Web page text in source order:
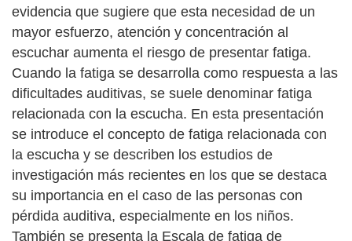
evidencia que sugiere que esta necesidad de un
mayor esfuerzo, atención y concentración al
escuchar aumenta el riesgo de presentar fatiga.
Cuando la fatiga se desarrolla como respuesta a las
dificultades auditivas, se suele denominar fatiga
relacionada con la escucha. En esta presentación
se introduce el concepto de fatiga relacionada con
la escucha y se describen los estudios de
investigación más recientes en los que se destaca
su importancia en el caso de las personas con
pérdida auditiva, especialmente en los niños.
También se presenta la Escala de fatiga de